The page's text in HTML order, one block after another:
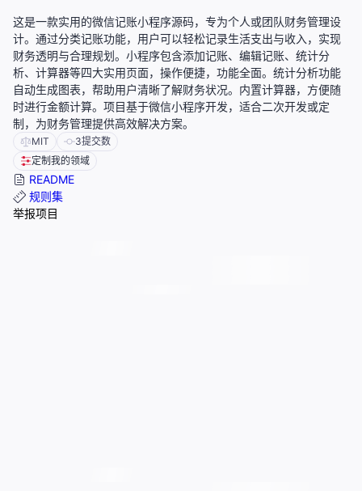
这是一款实用的微信记账小程序源码，专为个人或团队财务管理设
计。通过分类记账功能，用户可以轻松记录生活支出与收入，实现
财务透明与合理规划。小程序包含添加记账、编辑记账、统计分
析、计算器等四大实用页面，操作便捷，功能全面。统计分析功能
自动生成图表，帮助用户清晰了解财务状况。内置计算器，方便随
时进行金额计算。项目基于微信小程序开发，适合二次开发或定
制，为财务管理提供高效解决方案。
MIT 3提交数
定制我的领域
README
规则集
举报项目